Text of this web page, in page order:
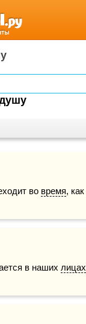
во время, как
в наших лицах